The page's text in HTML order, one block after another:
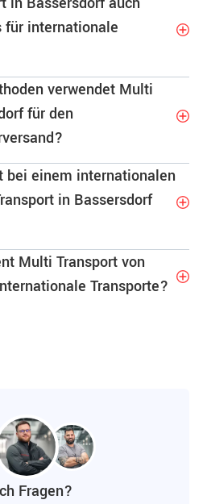
für internationale
verwendet Multi
für den
bei einem internationalen
in Bassersdorf
Multi Transport von
Transporte?
Fragen?